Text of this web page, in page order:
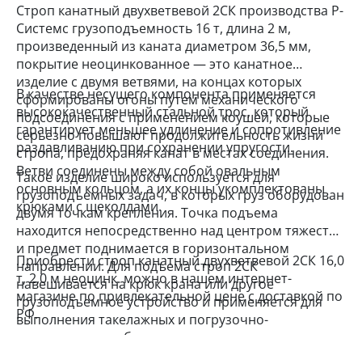
Строп канатный двухветвевой 2СК производства Р-
Системс грузоподъемность 16 т, длина 2 м,
произведенный из каната диаметром 36,5 мм,
покрытие неоцинкованное — это канатное
изделие с двумя ветвями, на концах которых
сформированы огоны путем механического
подсоединения с применением коушей, которые
серьезно повышают продолжительность жизни
стропа, предохраняя канат в местах соединения.
Ветви соединены между собой овальным
основным кольцом, а их концы укомплектованы
крюками с щеколдами.
В качестве несущего компонента применяется
высококачественный стальной трос, который
гарантирует меньшее удлинение и сопротивление
раздавливанию при сохранении упругости.
Такое изделие широко используется для
грузоподъемных задач, в которых груз оборудован
двумя точкам крепления. Точка подъема
находится непосредственно над центром тяжести
и предмет поднимается в горизонтальном
направлении. Для подъема строп 2СК
навешивается на крюк крана или другое
грузоподъемное устройство и применяется для
выполнения такелажных и погрузочно-
разгрузочных работ.
Приобрести строп канатный двухветвевой 2СК 16,0
т, 2,0 м неоцинк. можно в нашем интернет-
магазине по привлекательной цене с доставкой по
РФ.